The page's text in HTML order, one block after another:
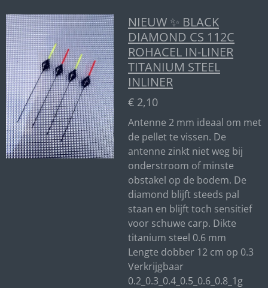
NIEUW ✨ BLACK
DIAMOND CS 112C
ROHACEL IN-LINER
TITANIUM STEEL
INLINER
€ 2,10
Antenne 2 mm ideaal om met
de pellet te vissen. De
antenne zinkt niet weg bij
onderstroom of minste
obstakel op de bodem. De
diamond blijft steeds pal
staan en blijft toch sensitief
voor schuwe carp. Dikte
titanium steel 0.6 mm
Lengte dobber 12 cm op 0.3
Verkrijgbaar
0.2_0.3_0.4_0.5_0.6_0.8_1g